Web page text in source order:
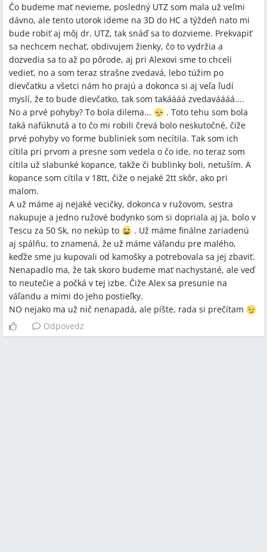
Čo budeme mať nevieme, posledný UTZ som mala už veľmi
dávno, ale tento utorok ideme na 3D do HC a týždeň nato mi
bude robiť aj môj dr. UTZ, tak snáď sa to dozvieme. Prekvapiť
sa nechcem nechať, obdivujem žienky, čo to vydržia a
dozvedia sa to až po pôrode, aj pri Alexovi sme to chceli
vedieť, no a som teraz strašne zvedavá, lebo túžim po
dievčatku a všetci nám ho prajú a dokonca si aj veľa ľudí
myslí, že to bude dievčatko, tak som takáááá zvedaváááá....
No a prvé pohyby? To bola dilema...
. Toto tehu som bola
taká nafúknutá a to čo mi robili črevá bolo neskutočné, čiže
prvé pohyby vo forme bubliniek som necítila. Tak som ich
cítila pri prvom a presne som vedela o čo ide, no teraz som
cítila už slabunké kopance, takže či bublinky boli, netuším. A
kopance som cítila v 18tt, čiže o nejaké 2tt skôr, ako pri
malom.
A už máme aj nejaké vecičky, dokonca v ružovom, sestra
nakupuje a jedno ružové bodynko som si dopriala aj ja, bolo v
Tescu za 50 Sk, no nekúp to
. Už máme finálne zariadenú
aj spálňu, to znamená, že už máme váľandu pre malého,
keďže sme ju kupovali od kamošky a potrebovala sa jej zbaviť.
Nenapadlo ma, že tak skoro budeme mať nachystané, ale veď
to neutečie a počká v tej izbe. Čiže Alex sa presunie na
váľandu a mimi do jeho postieľky.
NO nejako ma už nič nenapadá, ale píšte, rada si prečítam
Odpovedz